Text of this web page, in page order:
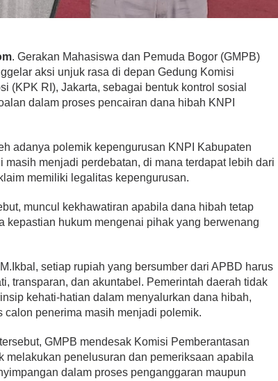
. Gerakan Mahasiswa dan Pemuda Bogor (GMPB)
aksi unjuk rasa di depan Gedung Komisi
(KPK RI), Jakarta, sebagai bentuk kontrol sosial
dalam proses pencairan dana hibah KNPI
adanya polemik kepengurusan KNPI Kabupaten
masih menjadi perdebatan, di mana terdapat lebih dari
memiliki legalitas kepengurusan.
muncul kekhawatiran apabila dana hibah tetap
kepastian hukum mengenai pihak yang berwenang
setiap rupiah yang bersumber dari APBD harus
transparan, dan akuntabel. Pemerintah daerah tidak
kehati-hatian dalam menyalurkan dana hibah,
calon penerima masih menjadi polemik.
GMPB mendesak Komisi Pemberantasan
melakukan penelusuran dan pemeriksaan apabila
dalam proses penganggaran maupun